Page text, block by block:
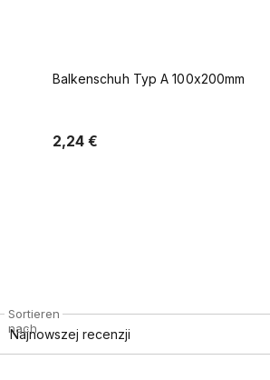
Balkenschuh Typ A 100x80 mm
1,51 €
Sortieren
nach